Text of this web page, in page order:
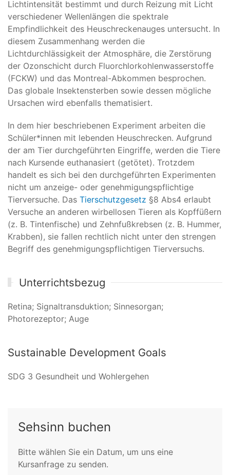
Lichtintensität bestimmt und durch Reizung mit Licht
verschiedener Wellenlängen die spektrale
Empfindlichkeit des Heuschreckenauges untersucht. In
diesem Zusammenhang werden die
Lichtdurchlässigkeit der Atmosphäre, die Zerstörung
der Ozonschicht durch Fluorchlorkohlenwasserstoffe
(FCKW) und das Montreal-Abkommen besprochen.
Das globale Insektensterben sowie dessen mögliche
Ursachen wird ebenfalls thematisiert.
In dem hier beschriebenen Experiment arbeiten die
Schüler*innen mit lebenden Heuschrecken. Aufgrund
der am Tier durchgeführten Eingriffe, werden die Tiere
nach Kursende euthanasiert (getötet). Trotzdem
handelt es sich bei den durchgeführten Experimenten
nicht um anzeige- oder genehmigungspflichtige
Tierversuche. Das Tierschutzgesetz §8 Abs4 erlaubt
Versuche an anderen wirbellosen Tieren als Kopffüßern
(z. B. Tintenfische) und Zehnfußkrebsen (z. B. Hummer,
Krabben), sie fallen rechtlich nicht unter den strengen
Begriff des genehmigungspflichtigen Tierversuchs.
Unterrichtsbezug
Retina; Signaltransduktion; Sinnesorgan;
Photorezeptor; Auge
Sustainable Development Goals
SDG 3 Gesundheit und Wohlergehen
Sehsinn buchen
Bitte wählen Sie ein Datum, um uns eine
Kursanfrage zu senden.